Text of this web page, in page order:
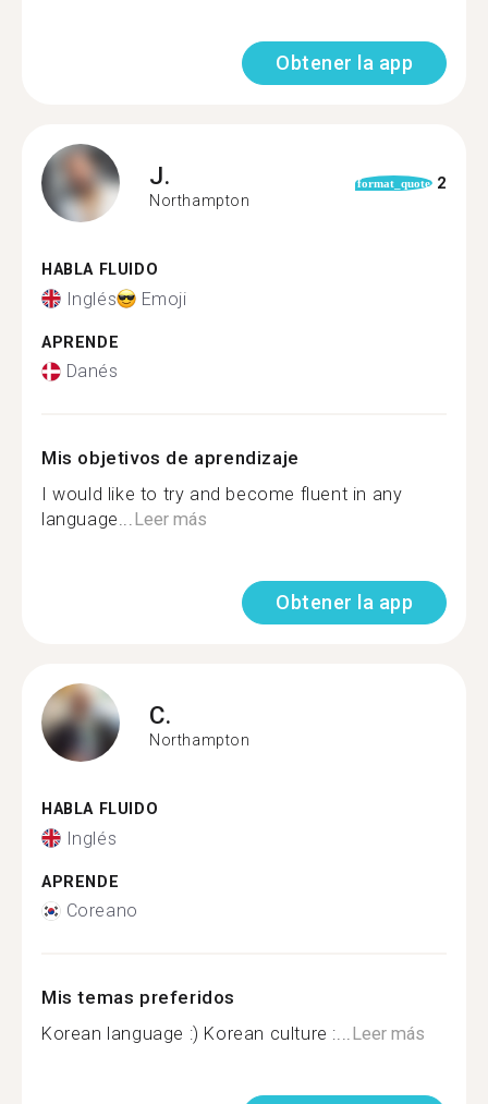
Obtener la app
J.
Northampton
format_quote 2
HABLA FLUIDO
Inglés Emoji
APRENDE
Danés
Mis objetivos de aprendizaje
I would like to try and become fluent in any
language...Leer más
Obtener la app
C.
Northampton
HABLA FLUIDO
Inglés
APRENDE
Coreano
Mis temas preferidos
Korean language :) Korean culture :...Leer más